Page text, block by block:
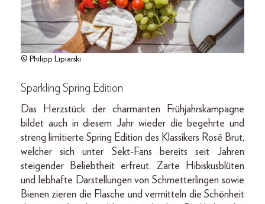
© Philipp Lipiarski
Sparkling Spring Edition
Das Herzstück der charmanten Frühjahrskampagne
bildet auch in diesem Jahr wieder die begehrte und
streng limitierte Spring Edition des Klassikers Rosé Brut,
welcher sich unter Sekt-Fans bereits seit Jahren
steigender Beliebtheit erfreut. Zarte Hibiskusblüten
und lebhafte Darstellungen von Schmetterlingen sowie
Bienen zieren die Flasche und vermitteln die Schönheit